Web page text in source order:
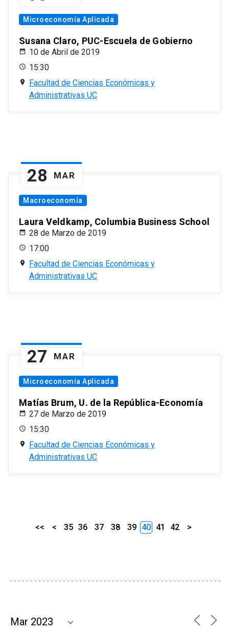
Microeconomía Aplicada
Susana Claro, PUC-Escuela de Gobierno
10 de Abril de 2019
15:30
Facultad de Ciencias Económicas y
Administrativas UC
28 MAR
Macroeconomía
Laura Veldkamp, Columbia Business School
28 de Marzo de 2019
17:00
Facultad de Ciencias Económicas y
Administrativas UC
27 MAR
Microeconomía Aplicada
Matías Brum, U. de la República-Economía
27 de Marzo de 2019
15:30
Facultad de Ciencias Económicas y
Administrativas UC
<< < 35 36 37 38 39 40 41 42 >